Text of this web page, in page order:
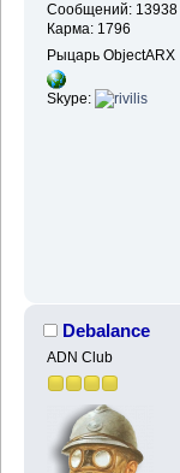
Сообщений: 13938
Карма: 1796
Рыцарь ObjectARX
Skype:
Debalance
ADN Club